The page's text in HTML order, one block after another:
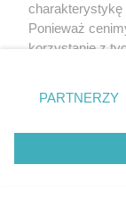
charakterystykę
Ponieważ
korzystanie z
zmienić/
znajdujący się
rodzaje
użytkownika,
przetwarzaniu.
PARTNERZY